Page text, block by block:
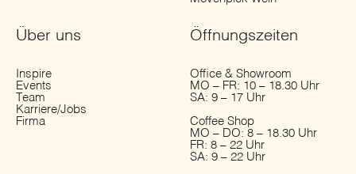
Über uns
Inspire
Events
Team
Karriere/Jobs
Firma
Öffnungs­zeiten
Office & Showroom
MO – FR: 10 – 18.30 Uhr
SA: 9 – 17 Uhr
Coffee Shop
MO – DO: 8 – 18.30 Uhr
FR: 8 – 22 Uhr
SA: 9 – 22 Uhr